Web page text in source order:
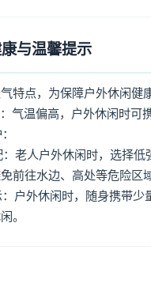
与温馨提示
特点，为保障户外休闲健
气温偏高，户外休闲时可
老人户外休闲时，选择
前往水边、高处等危险区域
户外休闲时，随身携带
。